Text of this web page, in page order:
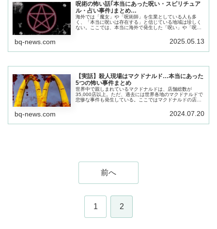
呪術の怖い話｢本当にあった呪い・スピリチュア
ル・占い事件｣まとめ…
海外では「魔女」や「呪術師」を生業としている人も多
く、「本当に呪いは存在する」と信じている地域は珍しく
ない。ここでは、本当に海外で発生した「呪い」や「呪
bq-news.com 2025.05.13
【実話】殺人現場はマクドナルド…本当にあった
5つの怖い事件まとめ
世界中で親しまれているマクドナルドは、店舗総数が
35,000店以上。ただ、過去には世界各地のマクドナルドで
悲惨な事件も発生している。ここではマクドナルドの店舗
bq-news.com 2024.07.20
前へ
1 2